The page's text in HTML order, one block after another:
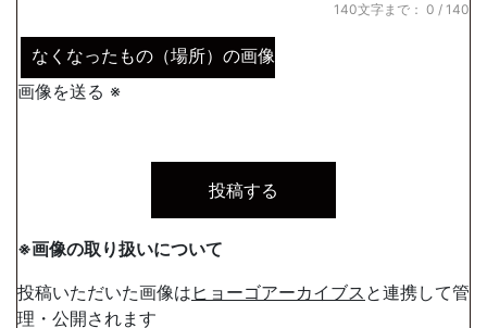
140文字まで： 0 / 140
なくなったもの（場所）の画像
画像を送る ※
※画像の取り扱いについて
投稿いただいた画像は ヒョーゴアーカイブス と連携して管
理・公開されます